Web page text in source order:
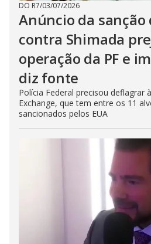
DO R7/03/07/2026
Anúncio da sanção
contra Shimada
operação da PF e
diz fonte
Polícia Federal precisou deflagrar
Exchange, que tem entre os 11
sancionados pelos EUA